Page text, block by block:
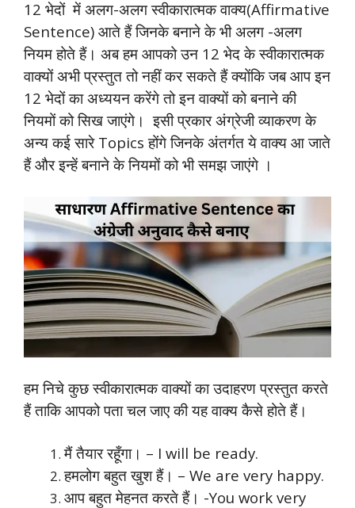
12 भेदों में अलग-अलग स्वीकारात्मक वाक्य(Affirmative
Sentence) आते हैं जिनके बनाने के भी अलग -अलग
नियम होते हैं। अब हम आपको उन 12 भेद के स्वीकारात्मक
वाक्यों अभी प्रस्तुत तो नहीं कर सकते हैं क्योंकि जब आप इन
12 भेदों का अध्ययन करेंगे तो इन वाक्यों को बनाने की
नियमों को सिख जाएंगे। इसी प्रकार अंग्रेजी व्याकरण के
अन्य कई सारे Topics होंगे जिनके अंतर्गत ये वाक्य आ जाते
हैं और इन्हें बनाने के नियमों को भी समझ जाएंगे ।
हम निचे कुछ स्वीकारात्मक वाक्यों का उदाहरण प्रस्तुत करते
हैं ताकि आपको पता चल जाए की यह वाक्य कैसे होते हैं।
मैं तैयार रहूँगा। – I will be ready.
हमलोग बहुत खुश हैं। – We are very happy.
आप बहुत मेहनत करते हैं। -You work very